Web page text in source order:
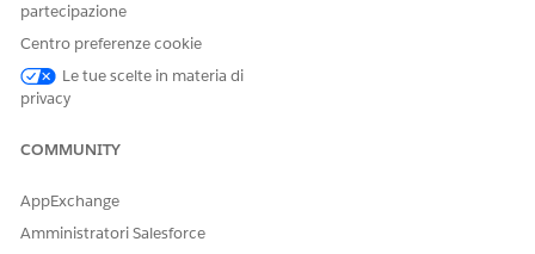
partecipazione
Centro preferenze cookie
Le tue scelte in materia di
privacy
COMMUNITY
AppExchange
Amministratori Salesforce